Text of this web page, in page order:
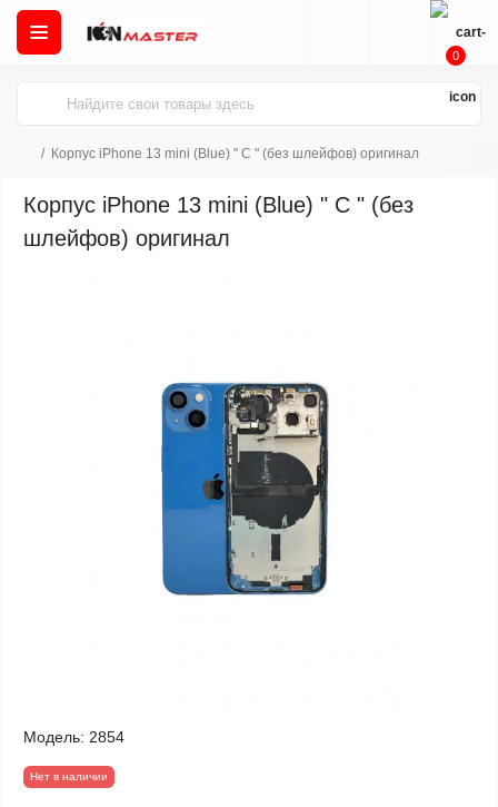
0
Корпус iPhone 13 mini (Blue) " C " (без шлейфов) оригинал
Корпус iPhone 13 mini (Blue) " C " (без
шлейфов) оригинал
Модель: 2854
Нет в наличии